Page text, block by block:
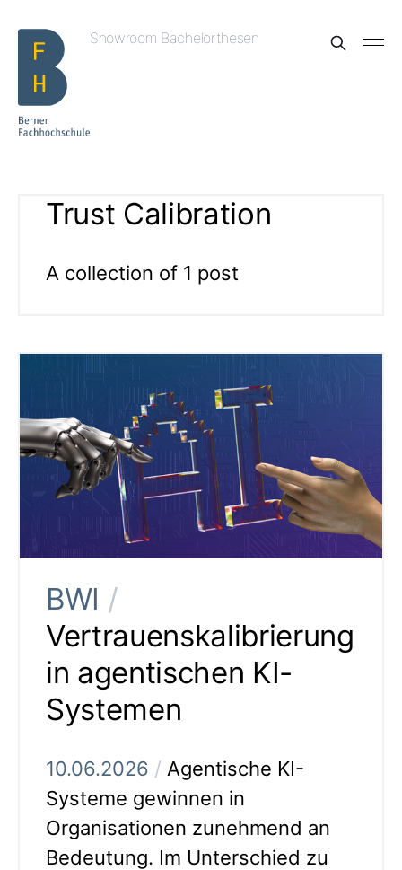
Showroom Bachelorthesen
Trust Calibration
A collection of 1 post
BWI /
Vertrauenskalibrierung
in agentischen KI-
Systemen
10.06.2026 / Agentische KI-
Systeme gewinnen in
Organisationen zunehmend an
Bedeutung. Im Unterschied zu